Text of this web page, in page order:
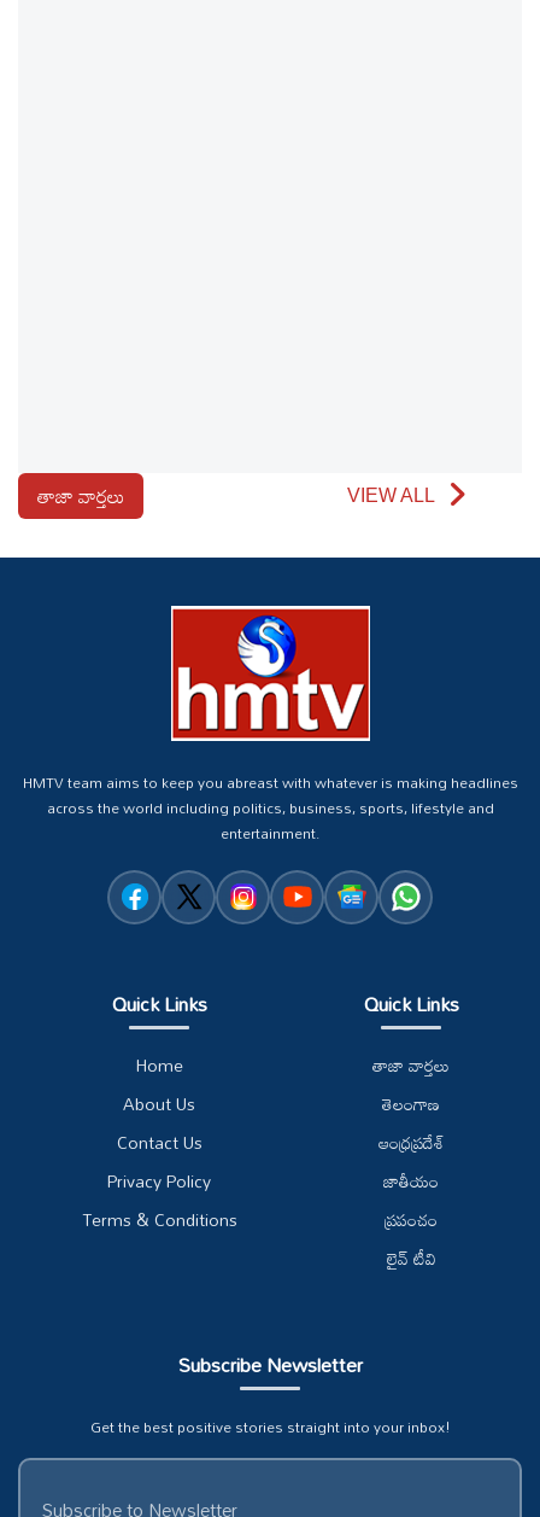
తాజా వార్తలు VIEW ALL
HMTV team aims to keep you abreast with whatever is making headlines
across the world including politics, business, sports, lifestyle and
entertainment.
Quick Links
Home
About Us
Contact Us
Privacy Policy
Terms & Conditions
Quick Links
తాజా వార్తలు
తెలంగాణ
ఆంధ్రప్రదేశ్
జాతీయం
ప్రపంచం
లైవ్ టీవి
Subscribe Newsletter
Get the best positive stories straight into your inbox!